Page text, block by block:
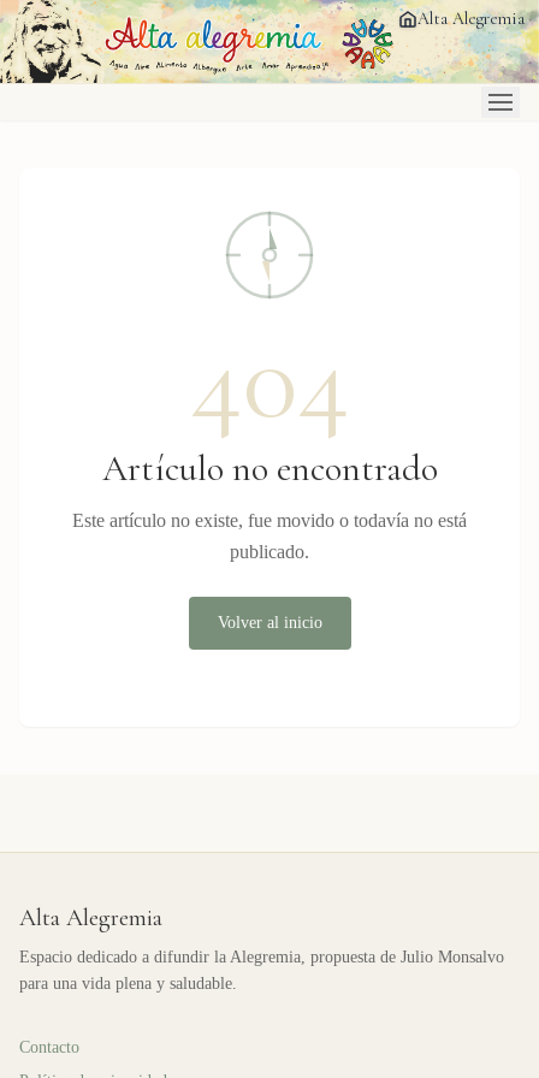
Saltar al contenido principal Alta Alegremia
404
Artículo no encontrado
Este artículo no existe, fue movido o todavía no está
publicado.
Volver al inicio
Alta Alegremia
Espacio dedicado a difundir la Alegremia, propuesta de Julio Monsalvo
para una vida plena y saludable.
Contacto